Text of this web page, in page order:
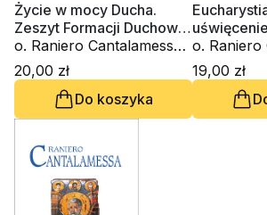
Życie w mocy Ducha.
Zeszyt Formacji Duchowej
nr 32
o. Raniero Cantalamessa
OFM Cap.
20,00 zł
Do koszyka
uświęcenie
o. Raniero Cantalamessa
OFM Cap.
19,00 zł